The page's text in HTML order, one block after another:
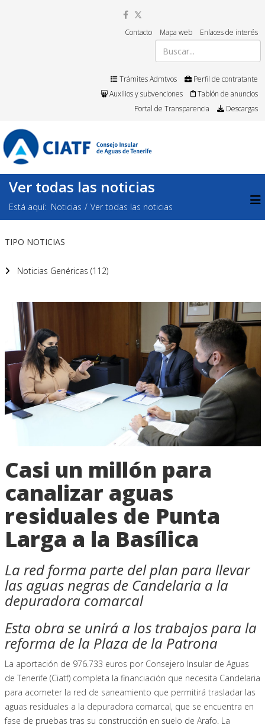
Contacto Mapa web Enlaces de interés
Trámites Admtvos
Perfil de contratante
Auxilios y subvenciones
Tablón de anuncios
Portal de Transparencia
Descargas
Ver todas las noticias
Está aquí: Noticias Ver todas las noticias
TIPO NOTICIAS
Noticias Genéricas (112)
Casi un millón para
canalizar aguas
residuales de Punta
Larga a la Basílica
La red forma parte del plan para llevar
las aguas negras de Candelaria a la
depuradora comarcal
Esta obra se unirá a los trabajos para la
reforma de la Plaza de la Patrona
La aportación de 976.733 euros por Consejero Insular de Aguas
de Tenerife (Ciatf) completa la financiación que necesita Candelaria
para acometer la red de saneamiento que permitirá trasladar las
aguas residuales a la depuradora comarcal, que se encuentra en
fase de pruebas tras su construcción en suelo de Arafo. La